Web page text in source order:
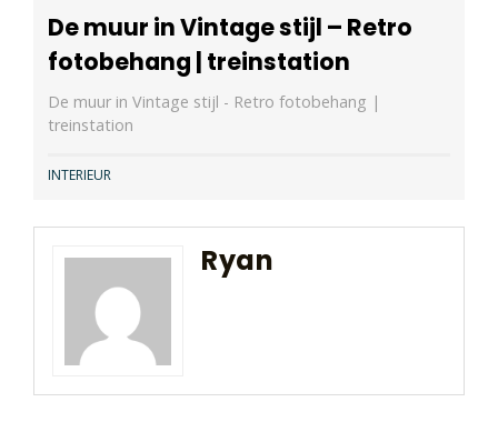
De muur in Vintage stijl – Retro
fotobehang | treinstation
De muur in Vintage stijl - Retro fotobehang |
treinstation
INTERIEUR
Ryan